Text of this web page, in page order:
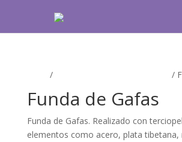
/ /
Funda de Gafas
Funda de Gafas. Realizado con
elementos como acero, plata tibetana,